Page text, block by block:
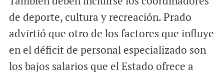
de deporte, cultura y recreación. Prado
advirtió que otro de los factores que influye
en el déficit de personal especializado son
los bajos salarios que el Estado ofrece a